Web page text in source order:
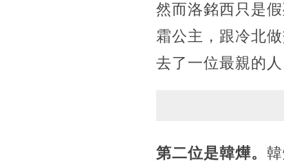
然而洛銘西只是
霜公主，跟冷北
去了一位最親的人
第二位是韓燁。